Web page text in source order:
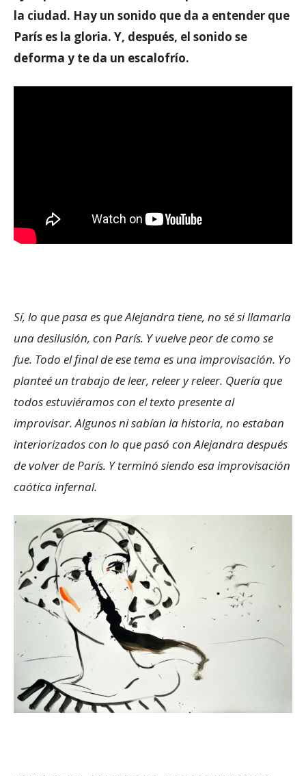
la ciudad. Hay un sonido que da a entender que
París es la gloria. Y, después, el sonido se
deforma y te da un escalofrío.
Sí, lo que pasa es que Alejandra tiene, no sé si llamarla
una desilusión, con París. Y vuelve peor de como se
fue. Todo el final de ese tema es una improvisación. Yo
planteé un trabajo de leer, releer y releer. Quería que
todos estuviéramos con el texto presente al
improvisar. Algunos ni sabían la historia, no estaban
interiorizados con lo que pasó con Alejandra después
de volver de París. Y terminó siendo esa improvisación
caótica infernal.